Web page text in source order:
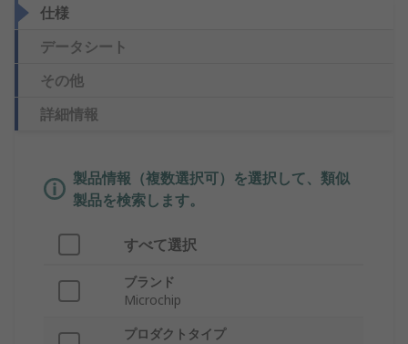
仕様
データシート
その他
詳細情報
製品情報（複数選択可）を選択して、類似
製品を検索します。
すべて選択
ブランド
Microchip
プロダクトタイプ